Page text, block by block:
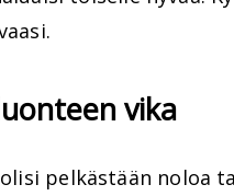
vika
pelkästään noloa